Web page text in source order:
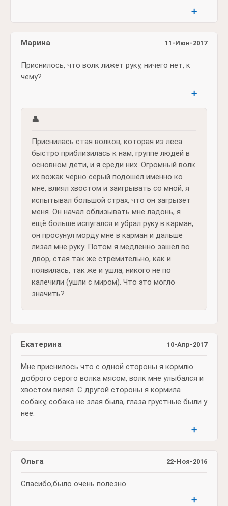
➕
11-Июн-2017
Марина
Приснилось, что волк лижет руку, ничего нет, к
чему?
➕
👤
Приснилась стая волков, которая из леса
быстро приблизилась к нам, группе людей в
основном дети, и я среди них. Огромный волк
их вожак черно серый подошёл именно ко
мне, влиял хвостом и заигрывать со мной, я
испытывал большой страх, что он загрызет
меня. Он начал облизывать мне ладонь, я
ещё больше испугался и убрал руку в карман,
он просунул морду мне в карман и дальше
лизал мне руку. Потом я медленно зашёл во
двор, стая так же стремительно, как и
появилась, так же и ушла, никого не по
калечили (ушли с миром). Что это могло
значить?
10-Апр-2017
Екатерина
Мне приснилось что с одной стороны я кормлю
доброго серого волка мясом, волк мне улыбался и
хвостом вилял. С другой стороны я кормила
собаку, собака не злая была, глаза грустные были у
нее.
➕
22-Ноя-2016
Ольга
Спасибо,было очень полезно.
➕